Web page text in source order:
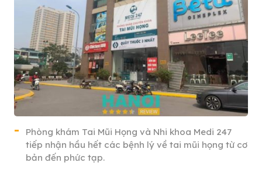
Phòng khám Tai Mũi Họng và Nhi khoa Medi 247
tiếp nhận hầu hết các bệnh lý về tai mũi họng từ cơ
bản đến phức tạp.